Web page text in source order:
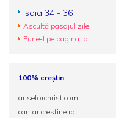
Isaia 34 - 36
Ascultă pasajul zilei
Pune-l pe pagina ta
100% creștin
ariseforchrist.com
cantaricrestine.ro